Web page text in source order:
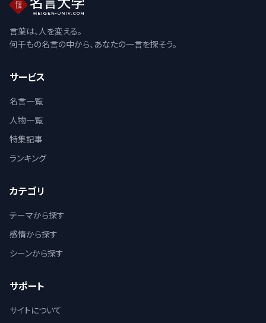
言葉は、人を変える。
何千もの名言の中から、あなたの一言を探そう。
サービス
名言一覧
人物一覧
特集記事
ランキング
カテゴリ
テーマから探す
感情から探す
シーンから探す
サポート
サイトについて